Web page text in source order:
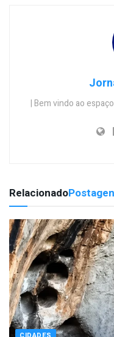
| Bem vindo ao
Relacionado